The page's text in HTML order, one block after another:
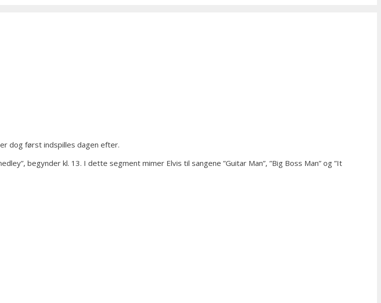
dog først indspilles dagen efter.
begynder kl. 13. I dette segment mimer Elvis til sangene ”Guitar Man”, ”Big Boss Man” og ”It